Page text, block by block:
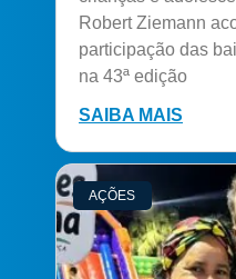
Robert Ziemann
participação das
na 43ª edição
SAIBA MAIS
AÇÕES